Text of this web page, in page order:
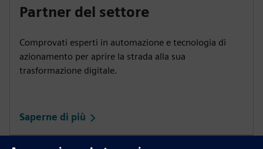
Partner del settore
Comprovati esperti in automazione e tecnologia di
azionamento per aprire la strada alla sua
trasformazione digitale.
Saperne di più